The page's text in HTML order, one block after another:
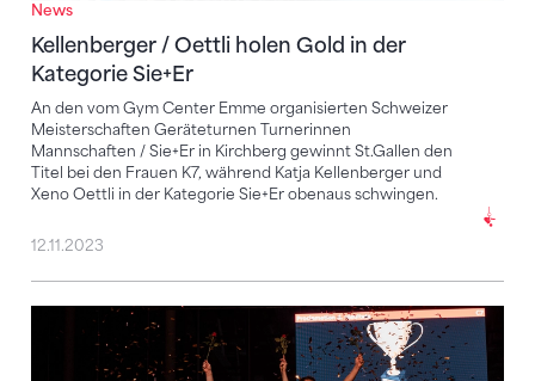
News
Kellenberger / Oettli holen Gold in der
Kategorie Sie+Er
An den vom Gym Center Emme organisierten Schweizer
Meisterschaften Geräteturnen Turnerinnen
Mannschaften / Sie+Er in Kirchberg gewinnt St.Gallen den
Titel bei den Frauen K7, während Katja Kellenberger und
Xeno Oettli in der Kategorie Sie+Er obenaus schwingen.
12.11.2023
K7-Titel bleibt in der Innerschweiz